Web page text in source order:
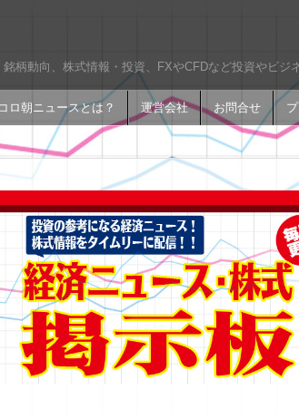
柄動向、株式情報・投資、FXやCFDなど投資やビジ
コロ朝ニュースとは？ 運営会社 お問合せ